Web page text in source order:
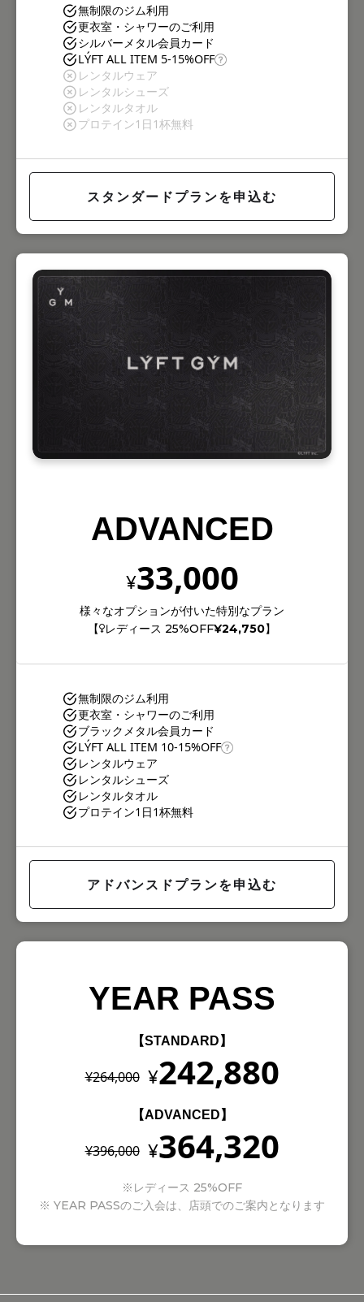
無制限のジム利用
更衣室・シャワーのご利用
シルバーメタル会員カード
LÝFT ALL ITEM 5-15%OFF
レンタルウェア
レンタルシューズ
レンタルタオル
プロテイン1日1杯無料
スタンダードプランを申込む
ADVANCED
¥33,000
様々なオプションが付いた特別なプラン
【 レディース 25%OFF¥24,750】
無制限のジム利用
更衣室・シャワーのご利用
ブラックメタル会員カード
LÝFT ALL ITEM 10-15%OFF
レンタルウェア
レンタルシューズ
レンタルタオル
プロテイン1日1杯無料
アドバンスドプランを申込む
YEAR PASS
【STANDARD】
¥264,000 ¥242,880
【ADVANCED】
¥396,000 ¥364,320
※レディース 25%OFF
※ YEAR PASSのご入会は、店頭でのご案内となります